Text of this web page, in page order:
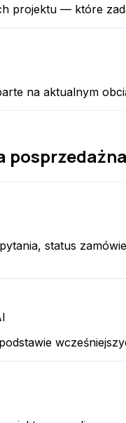
projektu — które
na aktualnym
status